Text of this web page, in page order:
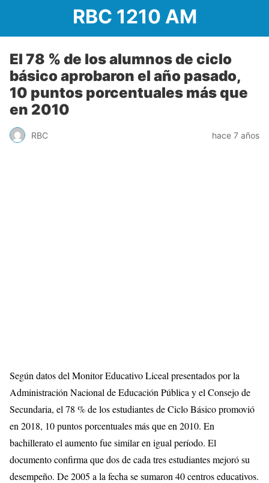
RBC 1210 AM
El 78 % de los alumnos de ciclo
básico aprobaron el año pasado,
10 puntos porcentuales más que
en 2010
RBC hace 7 años
Según datos del Monitor Educativo Liceal presentados por la
Administración Nacional de Educación Pública y el Consejo de
Secundaria, el 78 % de los estudiantes de Ciclo Básico promovió
en 2018, 10 puntos porcentuales más que en 2010. En
bachillerato el aumento fue similar en igual período. El
documento confirma que dos de cada tres estudiantes mejoró su
desempeño. De 2005 a la fecha se sumaron 40 centros educativos.